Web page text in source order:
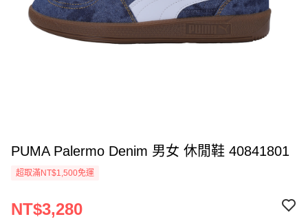
PUMA Palermo Denim 男女 休閒鞋 40841801
超取滿NT$1,500免運
NT$3,280